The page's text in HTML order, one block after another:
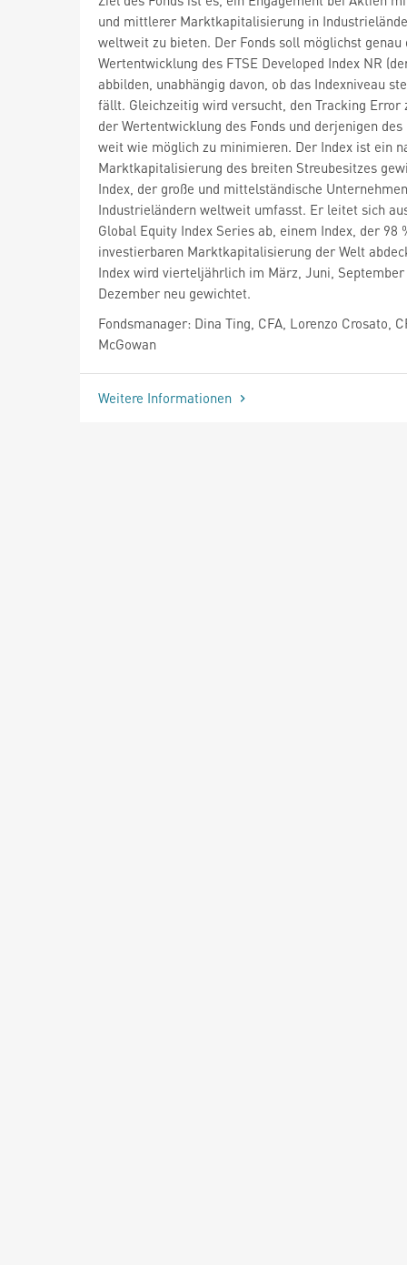
und mittlerer Marktkapitalisierung in
weltweit zu bieten. Der Fonds soll möglichst genau
Wertentwicklung des FTSE Developed Index NR
abbilden, unabhängig davon, ob das Indexniveau
fällt. Gleichzeitig wird versucht, den Tracking Error
der Wertentwicklung des Fonds und derjenigen des
weit wie möglich zu minimieren. Der Index ist ein
Marktkapitalisierung des breiten Streubesitzes
Index, der große und mittelständische
Industrieländern weltweit umfasst. Er leitet sich
Global Equity Index Series ab, einem Index, der 98
investierbaren Marktkapitalisierung der Welt
Index wird vierteljährlich im März, Juni, September
Dezember neu gewichtet.
Fondsmanager: Dina Ting, CFA, Lorenzo Crosato,
McGowan
Weitere Informationen